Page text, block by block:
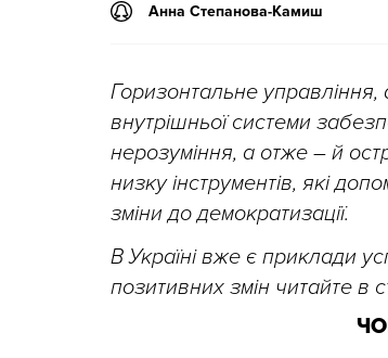
Анна Степанова-Камиш
Горизонтальне управління,
внутрішньої системи
нерозуміння, а отже – й
низку інструментів, які
зміни до демократизації.
В Україні вже є приклади
позитивних змін читайте в